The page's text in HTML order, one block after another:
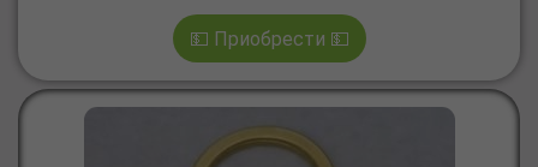
💵 Приобрести 💵